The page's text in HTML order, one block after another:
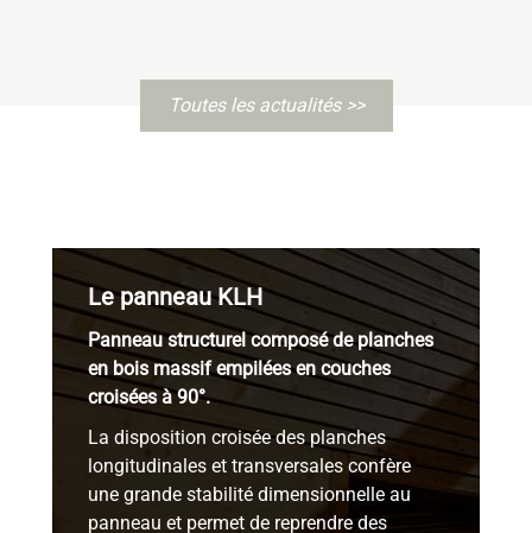
Toutes les actualités >>
Le panneau KLH
Panneau structurel composé de planches
en bois massif empilées en couches
croisées à 90°.
La disposition croisée des planches
longitudinales et transversales confère
une grande stabilité dimensionnelle au
panneau et permet de reprendre des